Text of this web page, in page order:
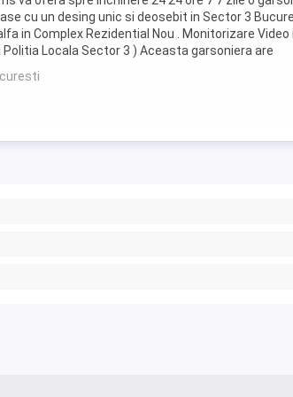
cu un desing unic si deosebit in Sector 3
in Complex Rezidential Nou . Monitorizare Video
Politia Locala Sector 3 ) Aceasta garsoniera are
...